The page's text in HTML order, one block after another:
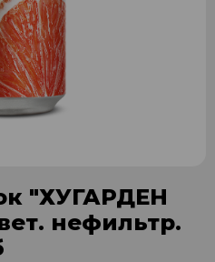
"ХУГАРДЕН
нефильтр.